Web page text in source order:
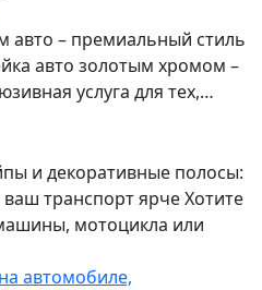
авто – премиальный стиль
авто золотым хромом –
услуга для тех,…
и декоративные полосы:
транспорт ярче Хотите
мотоцикла или